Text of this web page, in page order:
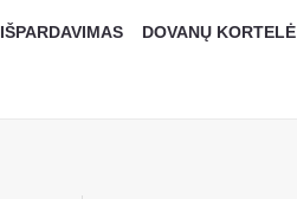
IŠPARDAVIMAS DOVANŲ KORTELĖ